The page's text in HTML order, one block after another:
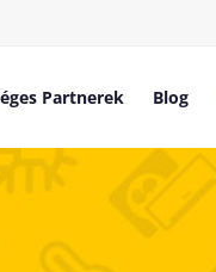
Partnerek Blog